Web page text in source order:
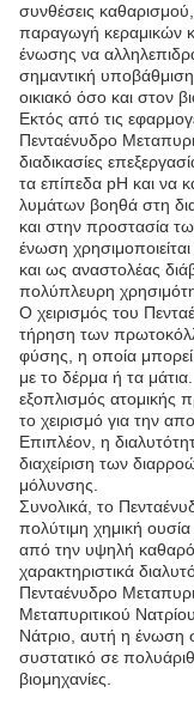
συνθέσεις
παραγωγή κεραμικών
ένωσης να
σημαντική
οικιακό όσο και στον
Εκτός από τις
Πενταένυδρο
διαδικασίες
τα επίπεδα pH και να
λυμάτων βοηθά στη
και στην προστασία
ένωση
και ως αναστολέας
πολύπλευρη
Ο χειρισμός του
τήρηση των
φύσης, η οποία
με το δέρμα ή τα
εξοπλισμός ατομικής
το χειρισμό για την
Επιπλέον, η
διαχείριση των
μόλυνσης.
Συνολικά, το
πολύτιμη χημική
από την υψηλή
χαρακτηριστικά
Πενταένυδρο
Μεταπυριτικού
Νάτριο, αυτή η ένωση
συστατικό σε
βιομηχανίες.